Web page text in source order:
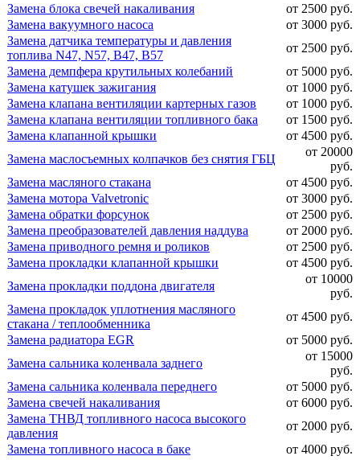
Замена блока свечей накаливания
от 2500 руб.
Замена вакуумного насоса
от 3000 руб.
Замена датчика температуры и давления
топлива N47, N57, B47, B57
от 2500 руб.
Замена демпфера крутильных колебаний
от 5000 руб.
Замена катушек зажигания
от 1000 руб.
Замена клапана вентиляции картерных газов
от 1000 руб.
Замена клапана вентиляции топливного бака
от 1500 руб.
Замена клапанной крышки
от 4500 руб.
Замена маслосъемных колпачков без снятия ГБЦ
от 20000
руб.
Замена масляного стакана
от 4500 руб.
Замена мотора Valvetronic
от 3000 руб.
Замена обратки форсунок
от 2500 руб.
Замена преобразователей давления наддува
от 2000 руб.
Замена приводного ремня и роликов
от 2500 руб.
Замена прокладки клапанной крышки
от 4500 руб.
Замена прокладки поддона двигателя
от 10000
руб.
Замена прокладок уплотнения масляного
стакана / теплообменника
от 4500 руб.
Замена радиатора EGR
от 5000 руб.
Замена сальника коленвала заднего
от 15000
руб.
Замена сальника коленвала переднего
от 5000 руб.
Замена свечей накаливания
от 6000 руб.
Замена ТНВД топливного насоса высокого
давления
от 2000 руб.
Замена топливного насоса в баке
от 4000 руб.